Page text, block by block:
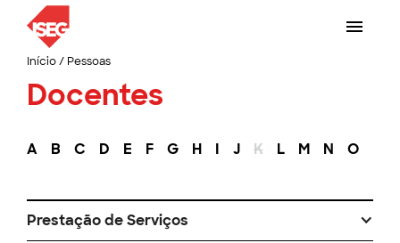
Início/ Pessoas
Docentes
A B C D E F G H I J K L M N O
Prestação de Serviços